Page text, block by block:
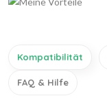
Kompatibilität
FAQ & Hilfe